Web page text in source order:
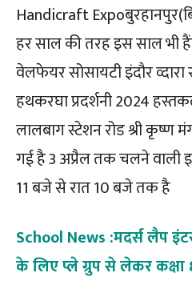
Handicraft
हर साल की तरह इस साल भी
वेलफेयर सोसायटी इंदौर व्दारा
हथकरघा प्रदर्शनी 2024
लालबाग स्टेशन रोड श्री कृष्ण
गई है 3 अप्रैल तक चलने वाली
11 बजे से रात 10 बजे तक है
School News :मदर्स लैप
के लिए प्ले ग्रुप से लेकर कक्षा